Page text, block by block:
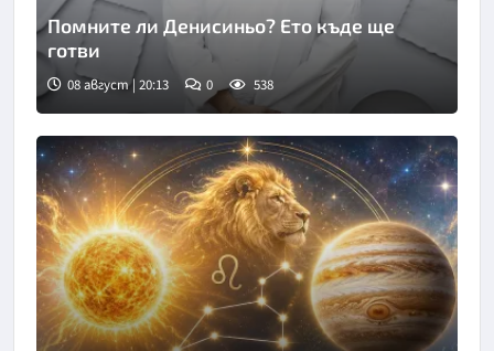
Помните ли Денисиньо? Ето къде ще
готви
08 август | 20:13 0 538